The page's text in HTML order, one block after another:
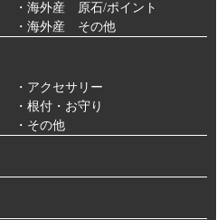
・海外産 原石/ポイント
・海外産 その他
・アクセサリー
・根付・お守り
・その他